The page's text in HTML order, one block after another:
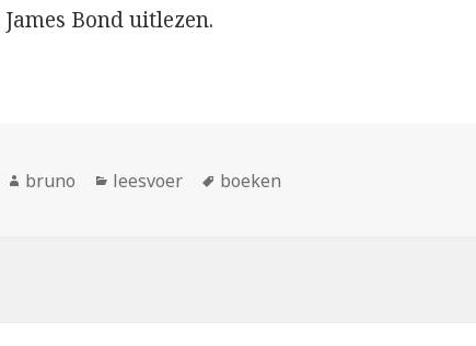
Bond uitlezen.
Auteur
bruno Categorieën
leesvoer Tags
boeken